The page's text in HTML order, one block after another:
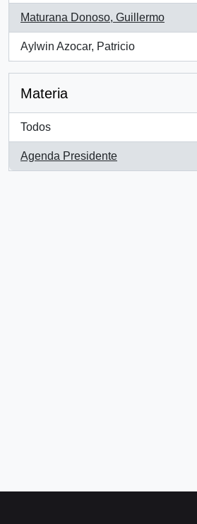
Maturana Donoso, Guillermo
, 2 resultados
Aylwin Azocar, Patricio
, 1 resultados
Materia
Todos
Agenda Presidente
, 2 resultados